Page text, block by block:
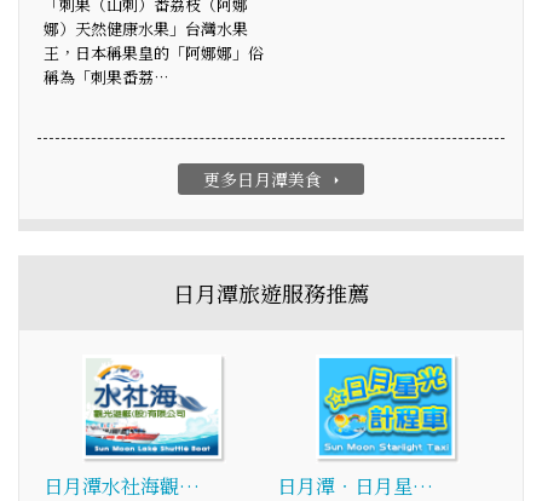
娜）天然健康水果」台灣水果
王，日本稱果皇的「阿娜娜」俗
稱為「刺果番荔…
更多日月潭美食 arrow_right
日月潭旅遊服務推薦
日月潭水社海觀… 日月潭‧日月星…